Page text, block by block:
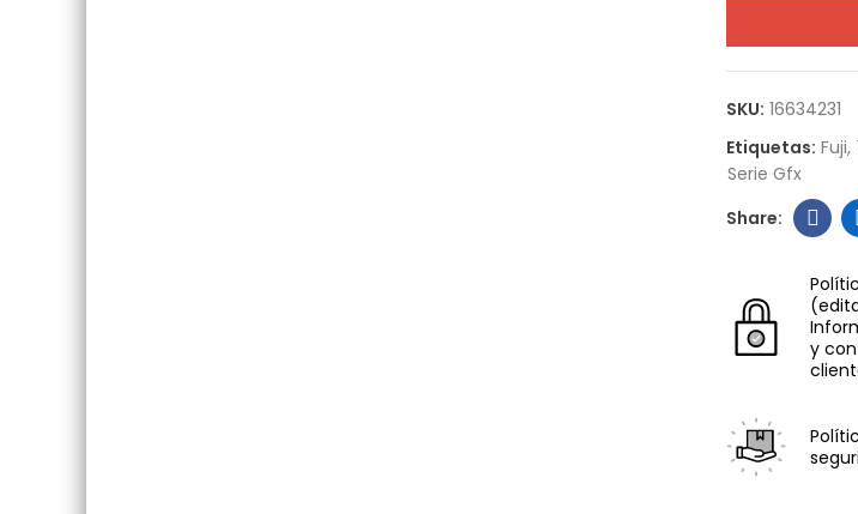
SKU: 16634231
Etiquetas: Fuji
Serie Gfx
y